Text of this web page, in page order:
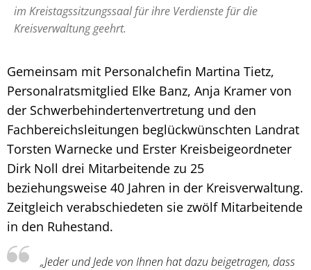
im Kreistagssitzungssaal für ihre Verdienste für die
Kreisverwaltung geehrt.
Gemeinsam mit Personalchefin Martina Tietz,
Personalratsmitglied Elke Banz, Anja Kramer von
der Schwerbehindertenvertretung und den
Fachbereichsleitungen beglückwünschten Landrat
Torsten Warnecke und Erster Kreisbeigeordneter
Dirk Noll drei Mitarbeitende zu 25
beziehungsweise 40 Jahren in der Kreisverwaltung.
Zeitgleich verabschiedeten sie zwölf Mitarbeitende
in den Ruhestand.
„Jeder und Jede von Ihnen hat dazu beigetragen, dass